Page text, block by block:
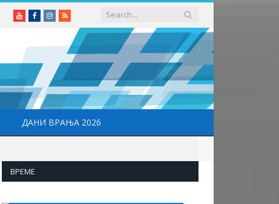
YoutubeFacebookInstagram
RSS
ДАНИ ВРАЊА 2026
ВРЕМЕ